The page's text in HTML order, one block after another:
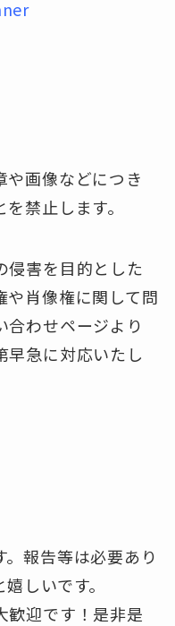
や画像などにつき
禁止します。
侵害を目的とした
や肖像権に関して問
合わせページより
早急に対応いたし
報告等は必要あり
しいです。
歓迎です！是非是